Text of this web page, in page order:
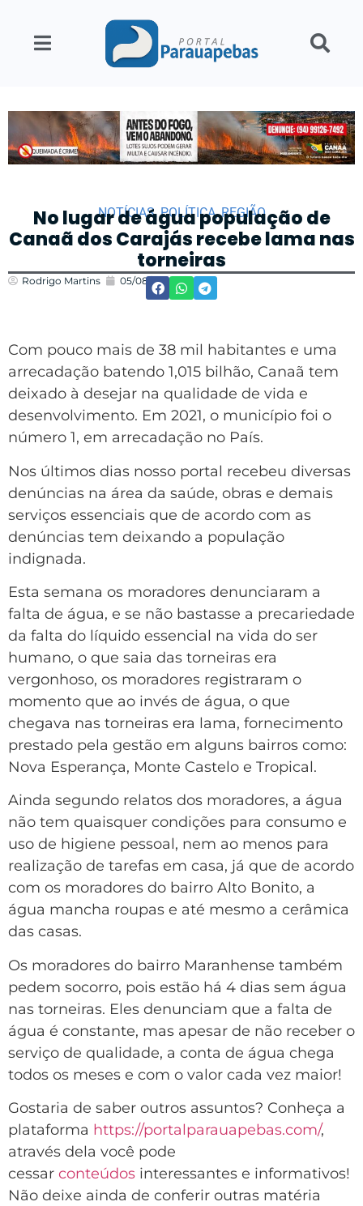
NOTÍCIAS,POLÍTICA,REGIÃO
No lugar de água população de
Canaã dos Carajás recebe lama nas
torneiras
Rodrigo Martins 05/08/2022 21:38
Com pouco mais de 38 mil habitantes e uma
arrecadação batendo 1,015 bilhão, Canaã tem
deixado à desejar na qualidade de vida e
desenvolvimento. Em 2021, o município foi o
número 1, em arrecadação no País.
Nos últimos dias nosso portal recebeu diversas
denúncias na área da saúde, obras e demais
serviços essenciais que de acordo com as
denúncias tem deixando a população
indignada.
Esta semana os moradores denunciaram a
falta de água, e se não bastasse a precariedade
da falta do líquido essencial na vida do ser
humano, o que saia das torneiras era
vergonhoso, os moradores registraram o
momento que ao invés de água, o que
chegava nas torneiras era lama, fornecimento
prestado pela gestão em alguns bairros como:
Nova Esperança, Monte Castelo e Tropical.
Ainda segundo relatos dos moradores, a água
não tem quaisquer condições para consumo e
uso de higiene pessoal, nem ao menos para
realização de tarefas em casa, já que de acordo
com os moradores do bairro Alto Bonito, a
água mancha roupas e até mesmo a cerâmica
das casas.
Os moradores do bairro Maranhense também
pedem socorro, pois estão há 4 dias sem água
nas torneiras. Eles denunciam que a falta de
água é constante, mas apesar de não receber o
serviço de qualidade, a conta de água chega
todos os meses e com o valor cada vez maior!
Gostaria de saber outros assuntos? Conheça a
plataforma https://portalparauapebas.com/,
através dela você pode
cessar conteúdos interessantes e informativos!
Não deixe ainda de conferir outras matéria